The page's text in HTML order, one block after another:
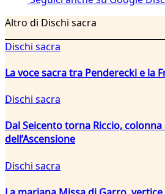
Altro di Dischi sacra
Dischi sacra
La voce sacra tra Penderecki e la
Dischi sacra
Dal Seicento torna Riccio,
dell’Ascensione
Dischi sacra